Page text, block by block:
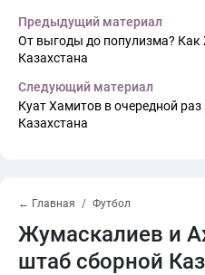
Предыдущий материал
От выгоды до популизма?
Казахстана
Следующий материал
Куат Хамитов в очередной
Казахстана
← Главная Футбол
Жумаскалиев и
штаб сборной